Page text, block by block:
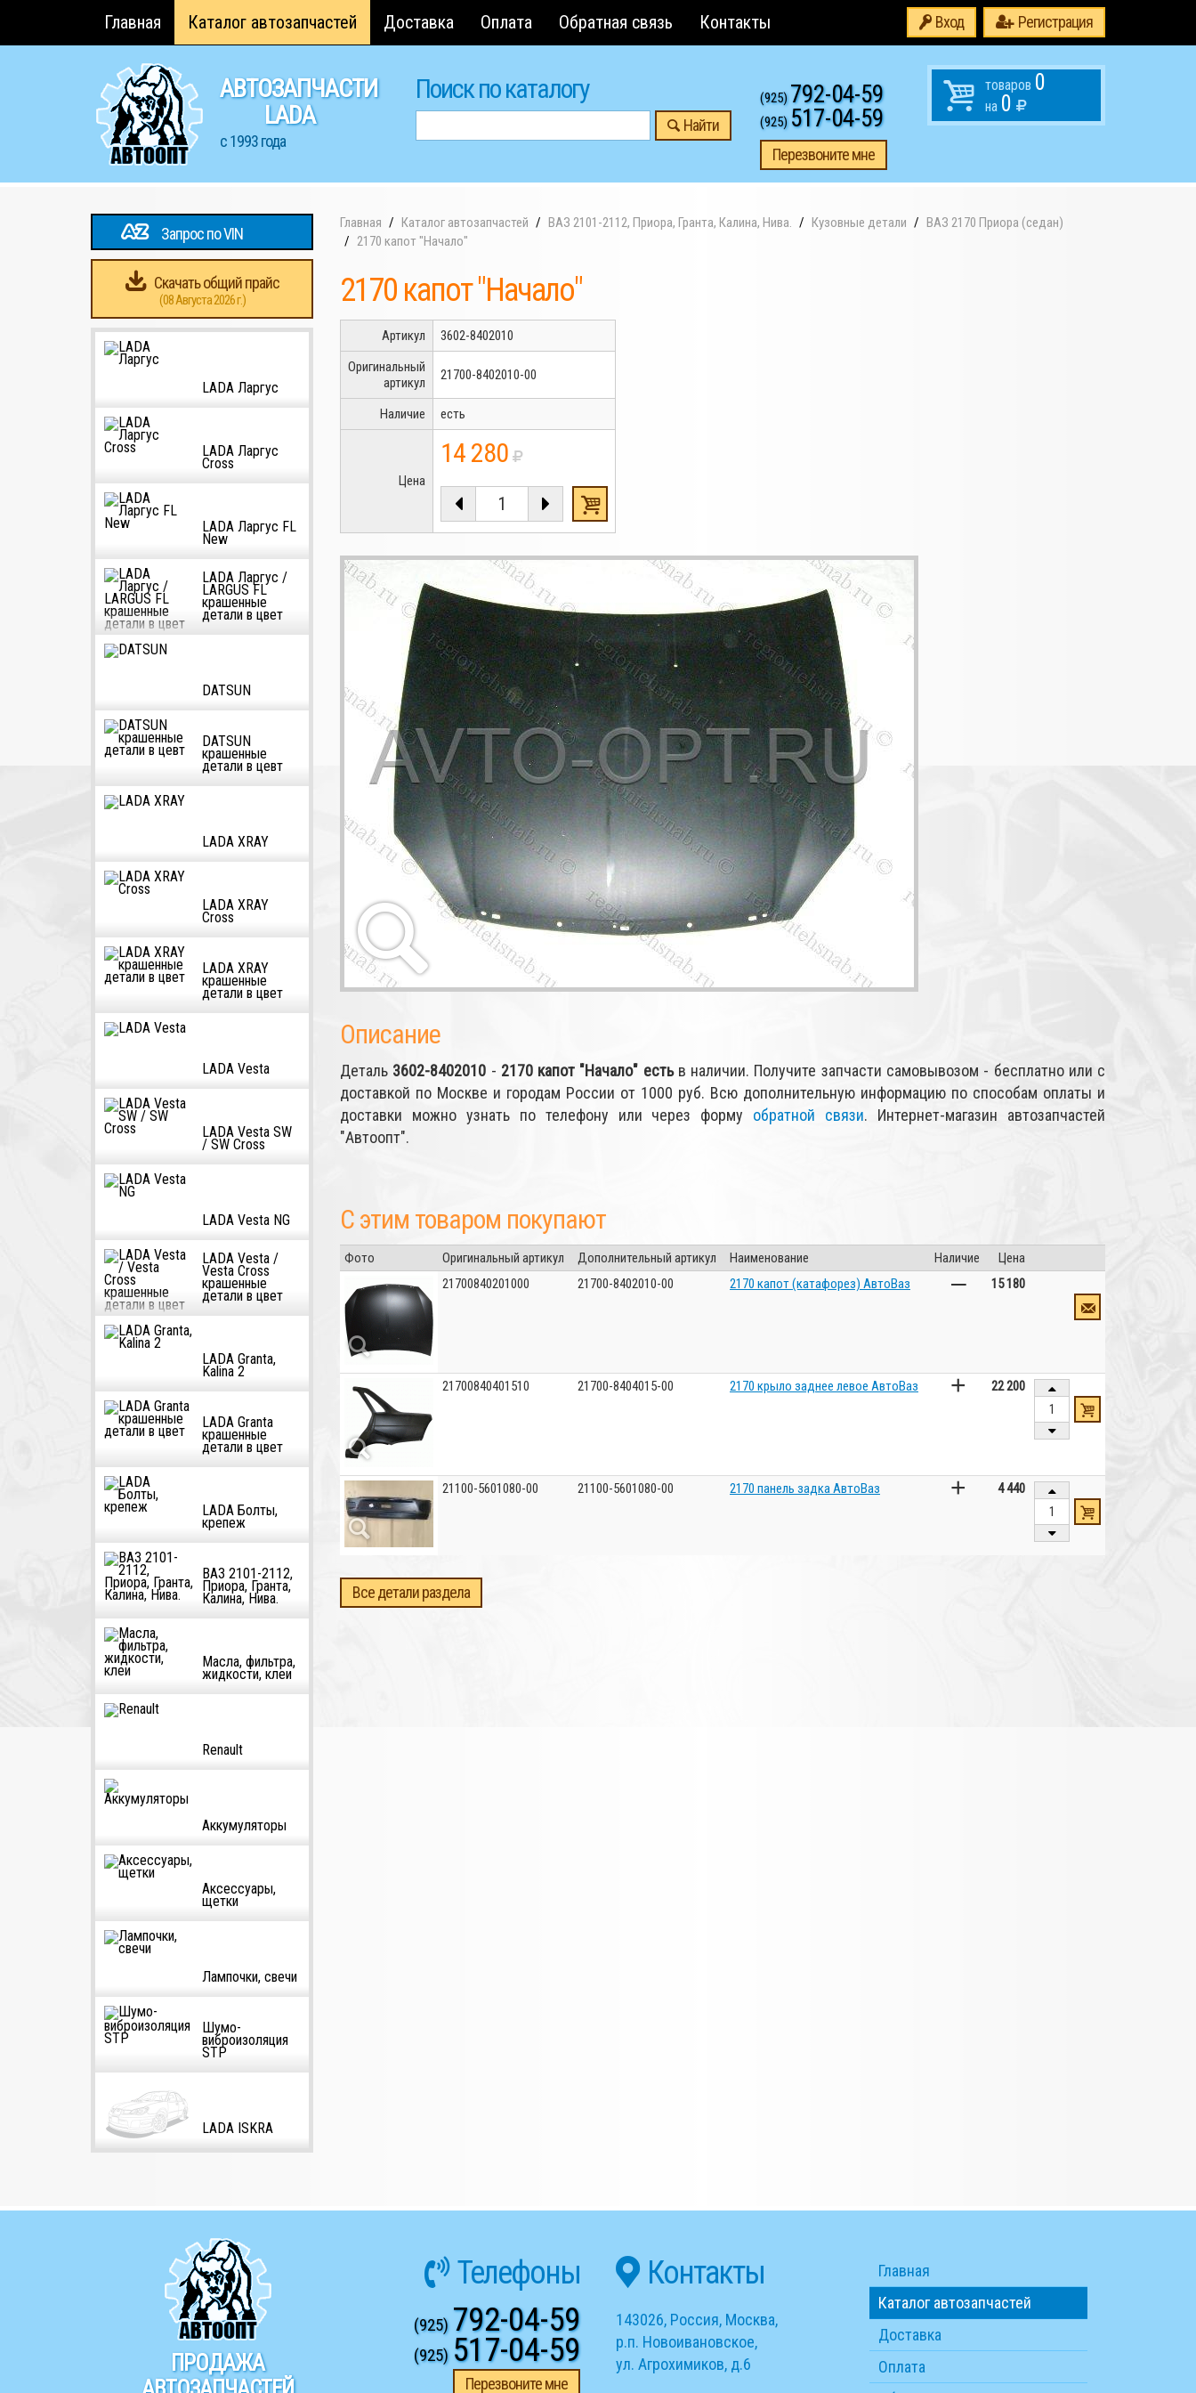
Главная Каталог автозапчастей Доставка Оплата Обратная связь Контакты Вход Регистрация
АВТОЗАПЧАСТИ
LADA
с 1993 года
Поиск по каталогу
Найти
(925)792-04-59
(925) 517-04-59
Перезвоните мне
товаров 0
на 0
Запрос по VIN
Скачать общий прайс
(08 Августа 2026 г.)
LADA Ларгус
LADA Ларгус
Cross
LADA Ларгус FL
New
LADA Ларгус /
LARGUS FL
крашенные
детали в цвет
DATSUN
DATSUN
крашенные
детали в цевт
LADA XRAY
LADA XRAY
Cross
LADA XRAY
крашенные
детали в цвет
LADA Vesta
LADA Vesta SW
/ SW Cross
LADA Vesta NG
LADA Vesta /
Vesta Cross
крашенные
детали в цвет
LADA Granta,
Kalina 2
LADA Granta
крашенные
детали в цвет
LADA Болты,
крепеж
ВАЗ 2101-2112,
Приора, Гранта,
Калина, Нива.
Масла, фильтра,
жидкости, клеи
Renault
Аккумуляторы
Аксессуары,
щетки
Лампочки, свечи
Шумо-
виброизоляция
STP
LADA ISKRA
Главная Каталог автозапчастей ВАЗ 2101-2112, Приора, Гранта, Калина, Нива. Кузовные детали
ВАЗ 2170 Приора (седан)
2170 капот "Начало"
2170 капот "Начало"
Артикул
3602-8402010
Оригинальный
артикул
21700-8402010-00
Наличие есть
Цена
14 280
Описание
Деталь 3602-8402010 - 2170 капот "Начало" естьв наличии. Получите запчасти самовывозом - бесплатно или с
доставкой по Москве и городам России от 1000 руб. Всю дополнительную информацию по способам оплаты и
доставки можно узнать по телефону или через форму обратной связи. Интернет-магазин автозапчастей
"Автоопт".
С этим товаром покупают
Фото Оригинальный артикул Дополнительный артикул Наименование Наличие
Цена
21700840201000
21700-8402010-00 2170 капот (катафорез) АвтоВаз – 15 180
21700840401510 21700-8404015-00 2170 крыло заднее левое АвтоВаз + 22 200
21100-5601080-00 21100-5601080-00 2170 панель задка АвтоВаз + 4 440
Все детали раздела
ПРОДАЖА
Телефоны
(925) 792-04-59
(925) 517-04-59
Перезвоните мне
Контакты
143026, Россия, Москва,
р.п. Новоивановское,
ул. Агрохимиков, д.6
Главная
Каталог автозапчастей
Доставка
Оплата